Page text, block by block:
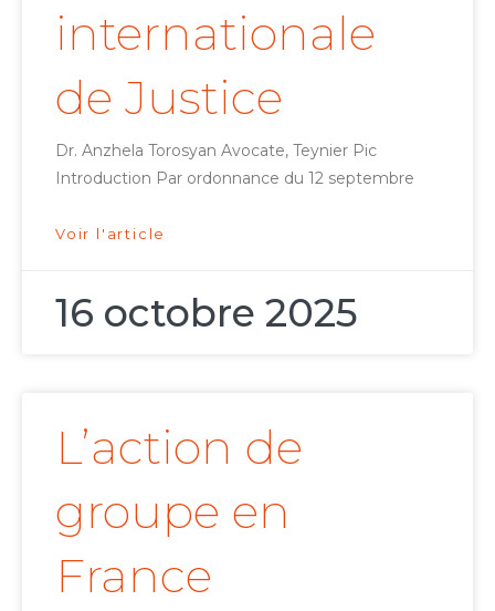
internationale
de Justice
Dr. Anzhela Torosyan Avocate, Teynier Pic
Introduction Par ordonnance du 12 septembre
Voir l'article
16 octobre 2025
L’action de
groupe en
France